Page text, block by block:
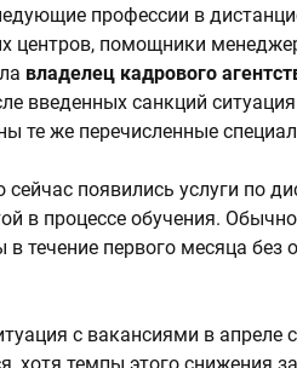
профессии в
центров, помощники
владелец кадрового
введенных санкций
те же перечисленные
сейчас появились услуги по
в процессе обучения.
течение первого месяца без
с вакансиями в апреле